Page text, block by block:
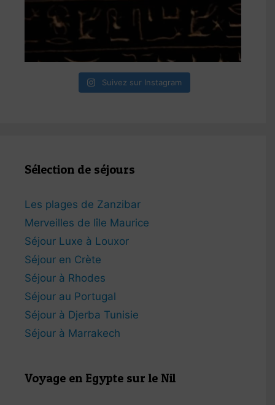
Suivez sur Instagram
Sélection de séjours
Les plages de Zanzibar
Merveilles de lîle Maurice
Séjour Luxe à Louxor
Séjour en Crète
Séjour à Rhodes
Séjour au Portugal
Séjour à Djerba Tunisie
Séjour à Marrakech
Voyage en Egypte sur le Nil